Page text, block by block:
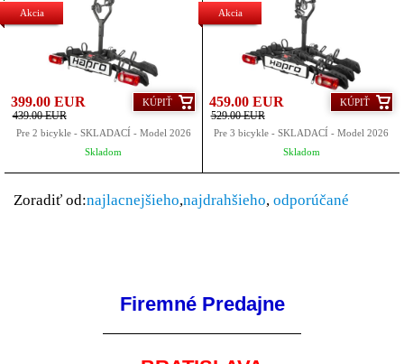
Akcia
399.00 EUR
439.00 EUR
KÚPIŤ
Pre 2 bicykle - SKLADACÍ - Model 2026
Skladom
Akcia
459.00 EUR
529.00 EUR
KÚPIŤ
Pre 3 bicykle - SKLADACÍ - Model 2026
Skladom
Zoradiť od:najlacnejšieho,najdrahšieho, odporúčané
Firemné Predajne